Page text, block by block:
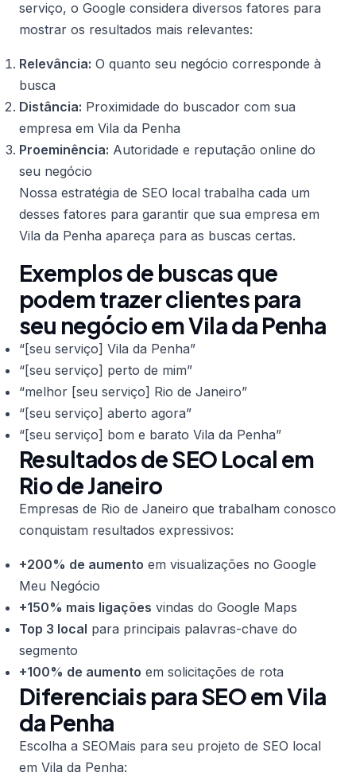
serviço, o Google considera diversos fatores para
mostrar os resultados mais relevantes:
Relevância: O quanto seu negócio corresponde à
busca
Distância: Proximidade do buscador com sua
empresa em Vila da Penha
Proeminência: Autoridade e reputação online do
seu negócio
Nossa estratégia de SEO local trabalha cada um
desses fatores para garantir que sua empresa em
Vila da Penha apareça para as buscas certas.
Exemplos de buscas que
podem trazer clientes para
seu negócio em Vila da Penha
“[seu serviço] Vila da Penha”
“[seu serviço] perto de mim”
“melhor [seu serviço] Rio de Janeiro”
“[seu serviço] aberto agora”
“[seu serviço] bom e barato Vila da Penha”
Resultados de SEO Local em
Rio de Janeiro
Empresas de Rio de Janeiro que trabalham conosco
conquistam resultados expressivos:
+200% de aumento em visualizações no Google
Meu Negócio
+150% mais ligações vindas do Google Maps
Top 3 local para principais palavras-chave do
segmento
+100% de aumento em solicitações de rota
Diferenciais para SEO em Vila
da Penha
Escolha a SEOMais para seu projeto de SEO local
em Vila da Penha: